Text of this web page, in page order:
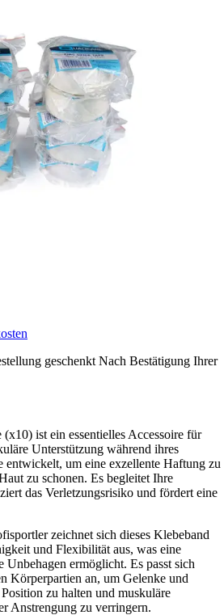
geschenkt Nach Bestätigung Ihrer
ist ein essentielles Accessoire für
Unterstützung während ihres
entwickelt, um eine exzellente Haftung zu
zu schonen. Es begleitet Ihre
das Verletzungsrisiko und fördert eine
zeichnet sich dieses Klebeband
und Flexibilität aus, was eine
ermöglicht. Es passt sich
Körperpartien an, um Gelenke und
zu halten und muskuläre
Anstrengung zu verringern.